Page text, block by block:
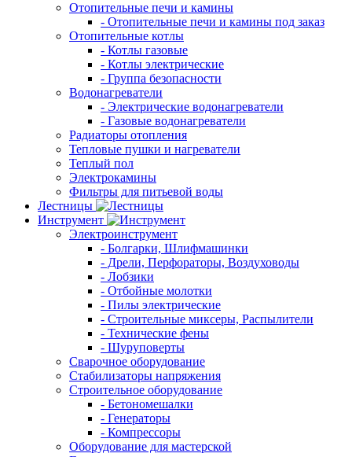
Отопительные печи и камины
- Отопительные печи и камины под заказ
Отопительные котлы
- Котлы газовые
- Котлы электрические
- Группа безопасности
Водонагреватели
- Электрические водонагреватели
- Газовые водонагреватели
Радиаторы отопления
Тепловые пушки и нагреватели
Теплый пол
Электрокамины
Фильтры для питьевой воды
Лестницы
Инструмент
Электроинструмент
- Болгарки, Шлифмашинки
- Дрели, Перфораторы, Воздуховоды
- Лобзики
- Отбойные молотки
- Пилы электрические
- Строительные миксеры, Распылители
- Технические фены
- Шуруповерты
Сварочное оборудование
Стабилизаторы напряжения
Строительное оборудование
- Бетономешалки
- Генераторы
- Компрессоры
Оборудование для мастерской